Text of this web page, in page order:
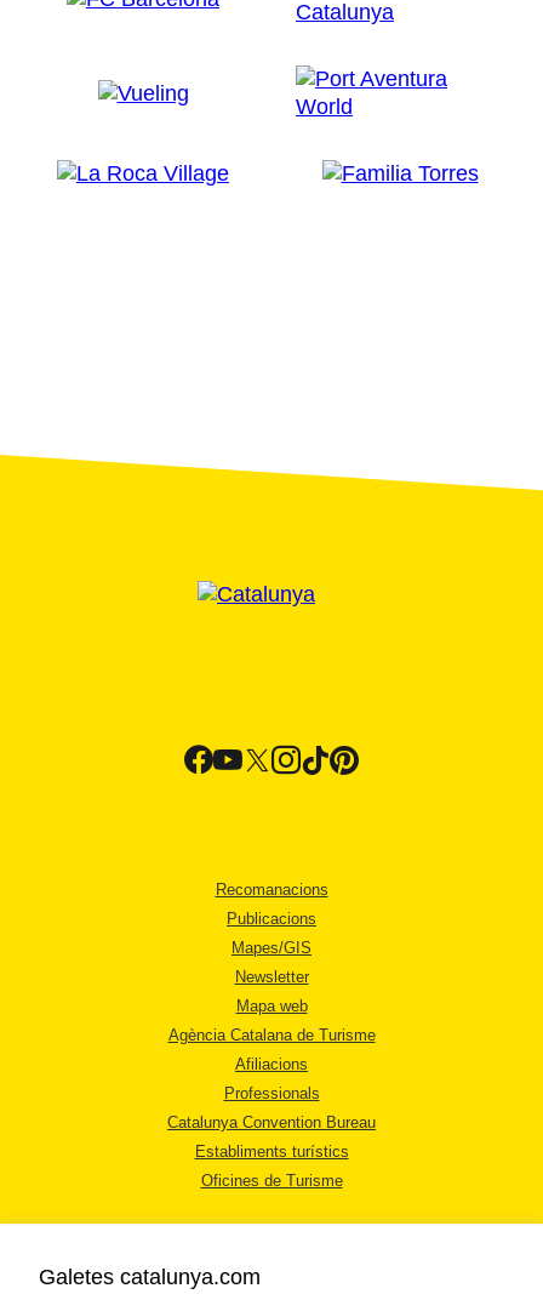
Recomanacions
Publicacions
Mapes/GIS
Newsletter
Mapa web
Agència Catalana de Turisme
Afiliacions
Professionals
Catalunya Convention Bureau
Establiments turístics
Oficines de Turisme
Galetes catalunya.com